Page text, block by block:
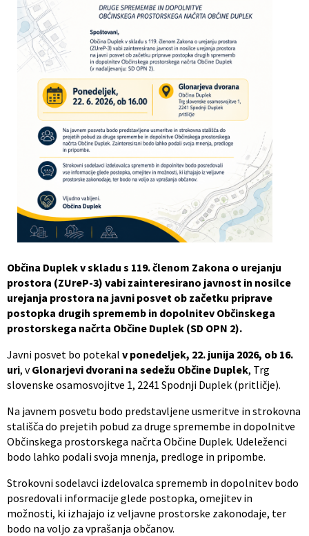
Občina Duplek v skladu s 119. členom Zakona o urejanju
prostora (ZUreP-3) vabi zainteresirano javnost in nosilce
urejanja prostora na javni posvet ob začetku priprave
postopka drugih sprememb in dopolnitev Občinskega
prostorskega načrta Občine Duplek (SD OPN 2).
Javni posvet bo potekal v ponedeljek, 22. junija 2026, ob 16.
uri, vGlonarjevi dvorani na sedežu Občine Duplek, Trg
slovenske osamosvojitve 1, 2241 Spodnji Duplek (pritličje).
Na javnem posvetu bodo predstavljene usmeritve in strokovna
stališča do prejetih pobud za druge spremembe in dopolnitve
Občinskega prostorskega načrta Občine Duplek. Udeleženci
bodo lahko podali svoja mnenja, predloge in pripombe.
Strokovni sodelavci izdelovalca sprememb in dopolnitev bodo
posredovali informacije glede postopka, omejitev in
možnosti, ki izhajajo iz veljavne prostorske zakonodaje, ter
bodo na voljo za vprašanja občanov.
Občinski nagrajenci
Vaške skupnosti
Uradne ure
Vizitka
Proračun občine
Lokalne volitve
Prostorski akti občine
Kohezijski projekti